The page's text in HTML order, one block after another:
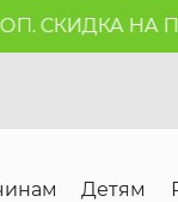
СКИДКА НА
Детям